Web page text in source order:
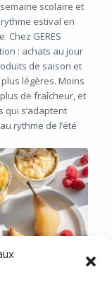
scolaire et
estival en
Chez GERES
: achats au jour
de saison et
légères. Moins
de fraîcheur, et
qui s’adaptent
rythme de l’été